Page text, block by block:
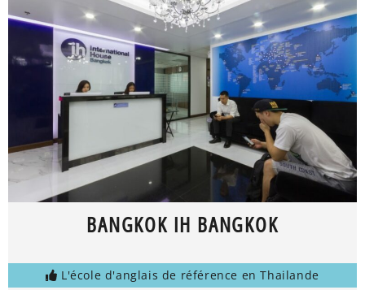
BANGKOK IH BANGKOK
L'école d'anglais de référence en Thailande